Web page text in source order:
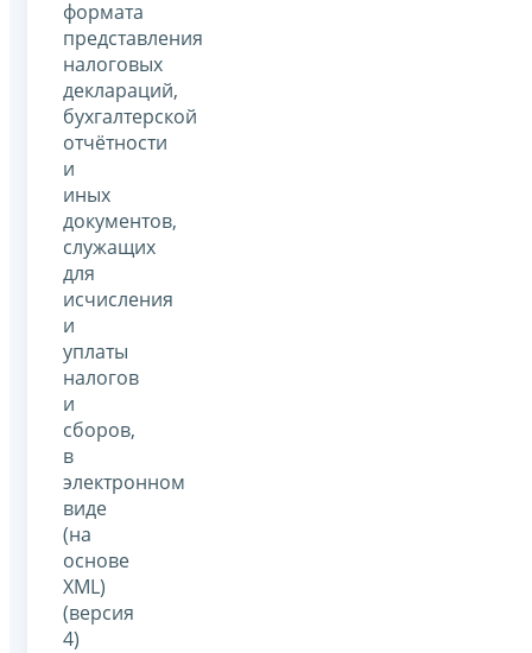
формата
представления
налоговых
деклараций,
бухгалтерской
отчётности
и
иных
документов,
служащих
для
исчисления
и
уплаты
налогов
и
сборов,
в
электронном
виде
(на
основе
XML)
(версия
4)